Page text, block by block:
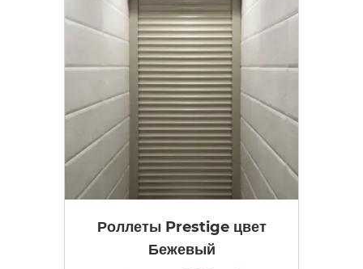
Роллеты Prestige цвет
Бежевый